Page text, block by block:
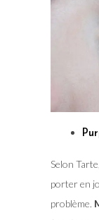
Selon
porter en
problème.